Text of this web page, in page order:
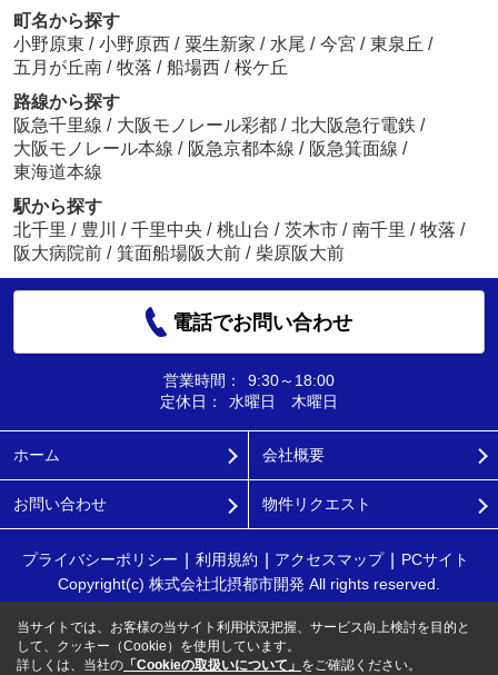
町名から探す
小野原東 / 小野原西 / 粟生新家 / 水尾 / 今宮 / 東泉丘 /
五月が丘南 / 牧落 / 船場西 / 桜ケ丘
路線から探す
阪急千里線 / 大阪モノレール彩都 / 北大阪急行電鉄 /
大阪モノレール本線 / 阪急京都本線 / 阪急箕面線 /
東海道本線
駅から探す
北千里 / 豊川 / 千里中央 / 桃山台 / 茨木市 / 南千里 / 牧落 /
阪大病院前 / 箕面船場阪大前 / 柴原阪大前
電話でお問い合わせ
営業時間：
9:30～18:00
定休日：
水曜日 木曜日
ホーム 会社概要
お問い合わせ 物件リクエスト
プライバシーポリシー 利用規約 アクセスマップ
PCサイト
Copyright(c) 株式会社北摂都市開発 All rights reserved.
当サイトでは、お客様の当サイト利用状況把握、サービス向上検討を目的と
して、クッキー（Cookie）を使用しています。
詳しくは、当社の 「Cookieの取扱いについて」 をご確認ください。